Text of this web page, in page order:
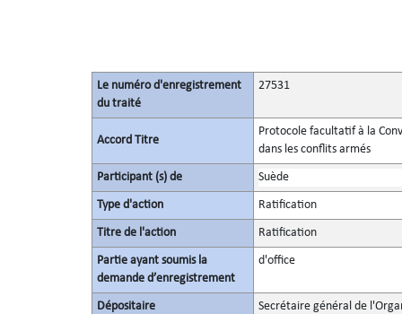
Le numéro d'enregistrement
du traité
27531
Accord Titre
Protocole facultatif à la
dans les conflits armés
Participant (s) de Suède
Type d'action Ratification
Titre de l'action Ratification
Partie ayant soumis la
demande d’enregistrement
d'office
Dépositaire Secrétaire général de